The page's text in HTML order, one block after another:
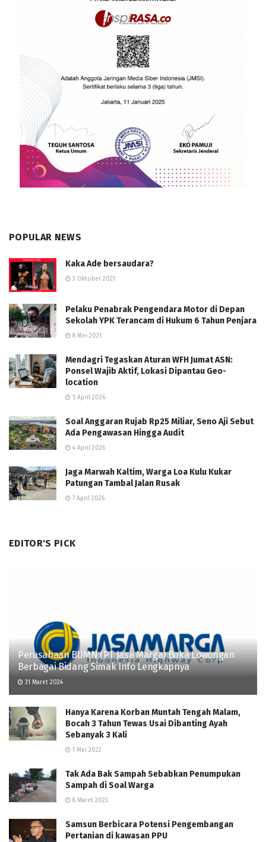
POPULAR NEWS
Kaka Ade bersaudara?
3 Oktober 2021
Pelaku Penabrak Pengendara Motor di Depan
Sekolah YPK Terancam di Hukum 6 Tahun Penjara
8 Mei 2021
Mendagri Tegaskan Aturan WFH Jumat ASN:
Ponsel Wajib Aktif, Lokasi Dipantau Geo-
location
5 April 2026
Soal Anggaran Rujab Rp25 Miliar, Seno Aji Sebut
Ada Pengawasan Hingga Audit
4 April 2026
Jaga Marwah Kaltim, Warga Loa Kulu Kukar
Patungan Tambal Jalan Rusak
7 April 2026
EDITOR'S PICK
Perusahaan BUMN (PT Jasa Marga) Buka Lowongan
Berbagai Bidang Simak Info Lengkapnya
31 Maret 2024
Hanya Karena Korban Muntah Tengah Malam,
Bocah 3 Tahun Tewas Usai Dibanting Ayah
Sebanyak 3 Kali
1 Mei 2022
Tak Ada Bak Sampah Sebabkan Penumpukan
Sampah di Soal Warga
8 Maret 2023
Samsun Berbicara Potensi Pengembangan
Pertanian di kawasan PPU